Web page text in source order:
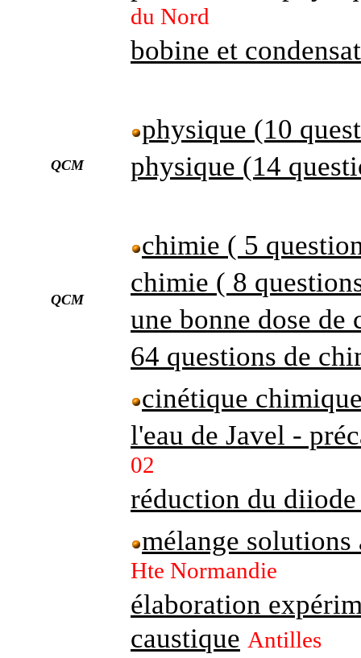
du Nord
bobine et
QCM
physique (10
physique (14
QCM
chimie ( 5
chimie ( 8
une bonne dose de
64 questions de
cinétique
l'eau de Javel -
02
réduction du
mélange
Hte Normandie
élaboration
caustique Antilles